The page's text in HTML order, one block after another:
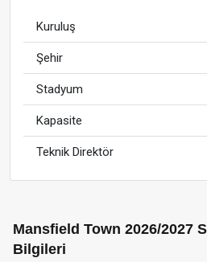
Kuruluş
Şehir
Stadyum
Kapasite
Teknik Direktör
Mansfield Town 2026/2027
Bilgileri